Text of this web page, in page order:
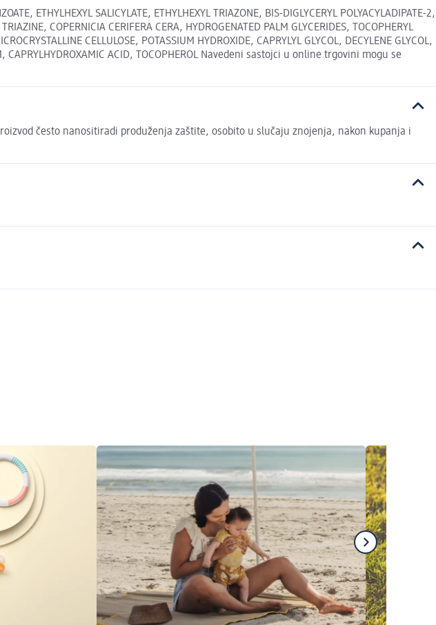
ETHYLHEXYL SALICYLATE, ETHYLHEXYL TRIAZONE, BIS-DIGLYCERYL POLYACYLADIPATE-2,
COPERNICIA CERIFERA CERA, HYDROGENATED PALM GLYCERIDES, TOCOPHERYL
CELLULOSE, POTASSIUM HYDROXIDE, CAPRYLYL GLYCOL, DECYLENE GLYCOL,
CAPRYLHYDROXAMIC ACID, TOCOPHEROL Navedeni sastojci u online trgovini mogu se
često nanositiradi produženja zaštite, osobito u slučaju znojenja, nakon kupanja i